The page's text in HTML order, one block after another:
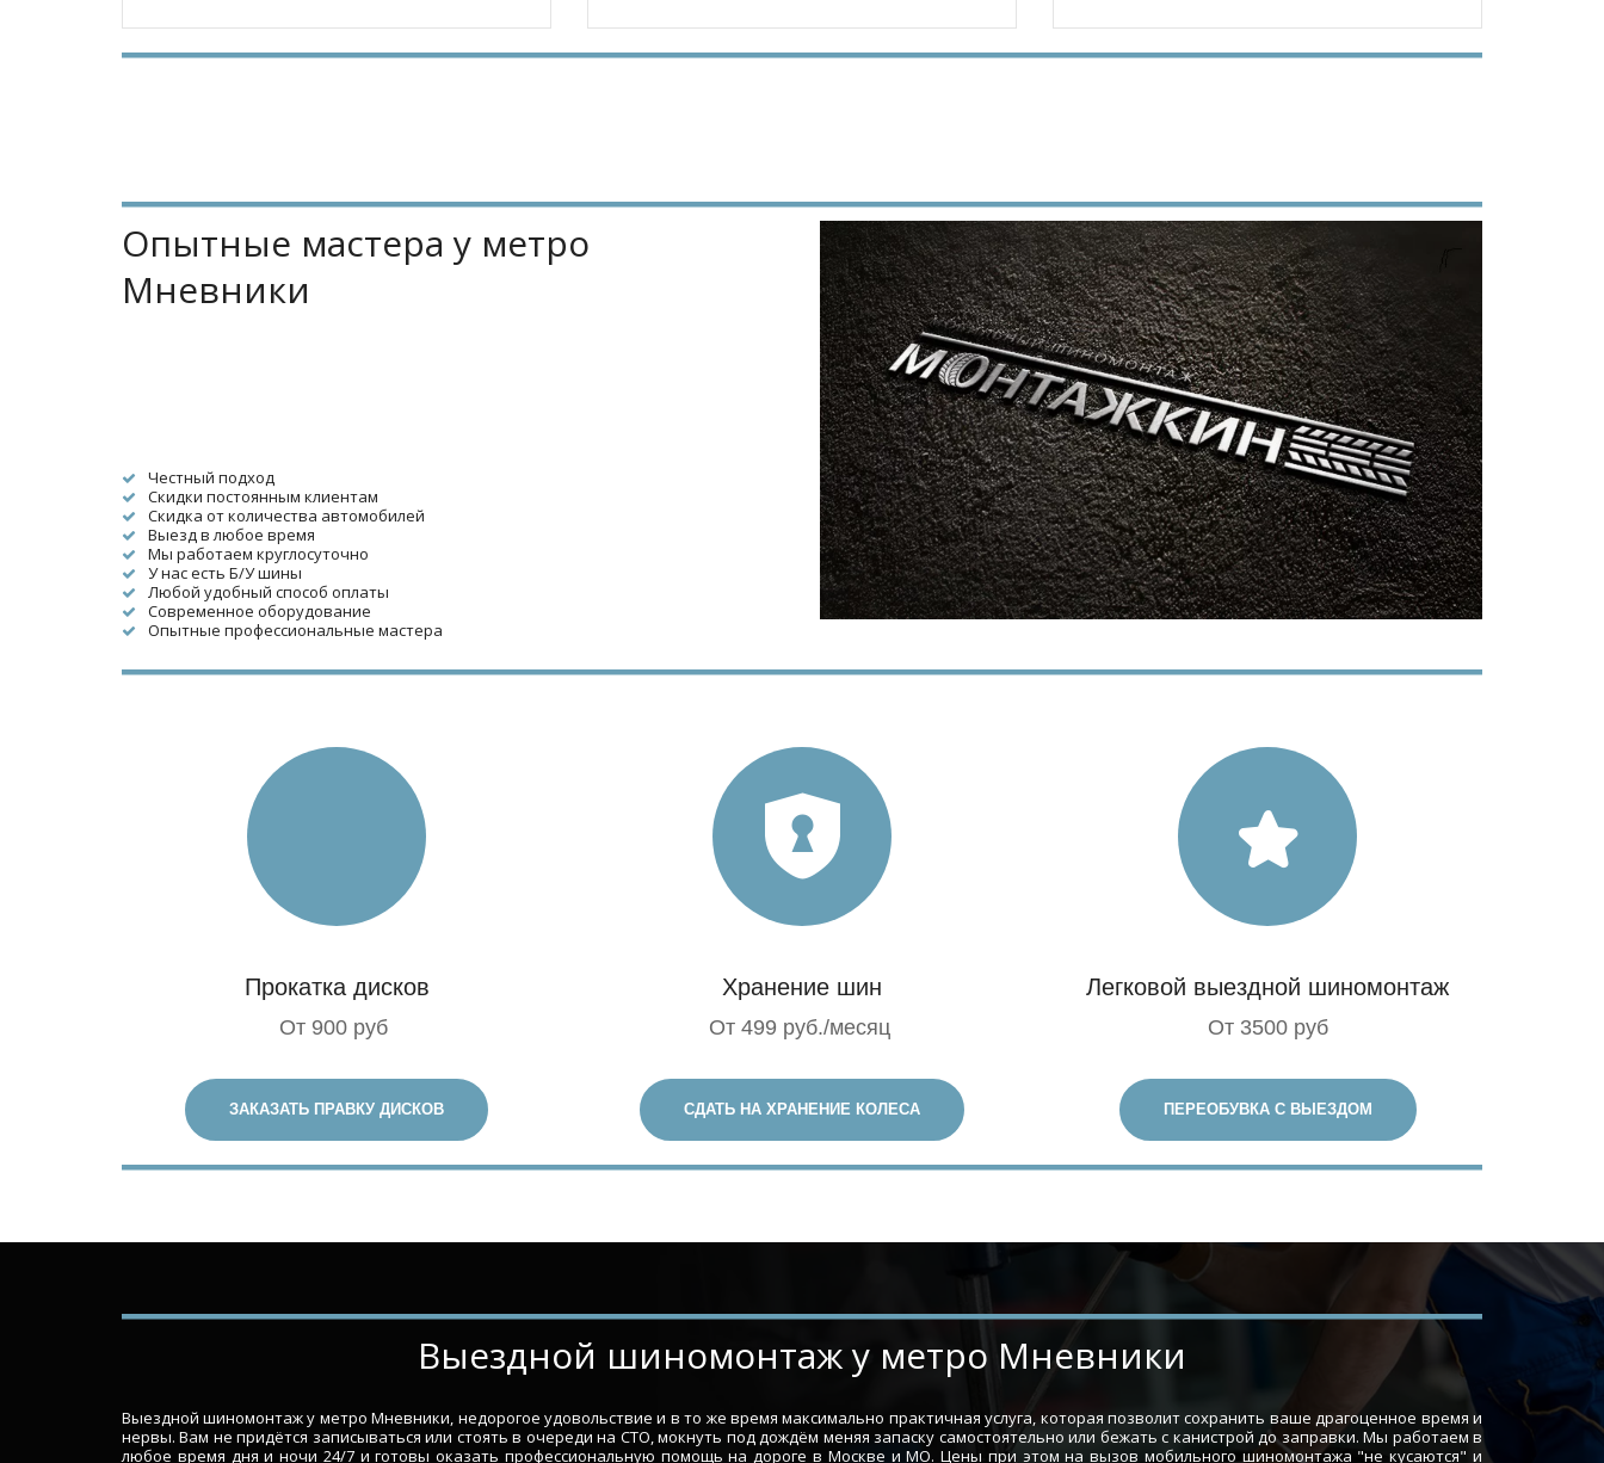
Опытные мастера у метро
Мневники
Честный подход
Скидки постоянным клиентам
Скидка от количества автомобилей
Выезд в любое время
Мы работаем круглосуточно
У нас есть Б/У шины
Любой удобный способ оплаты
Современное оборудование
Опытные профессиональные мастера
Прокатка дисков
От 900 руб
ЗАКАЗАТЬ ПРАВКУ ДИСКОВ
Хранение шин
От 499 руб./месяц
СДАТЬ НА ХРАНЕНИЕ КОЛЕСА
Легковой выездной шиномонтаж
От 3500 руб
ПЕРЕОБУВКА С ВЫЕЗДОМ
­­­­Выездной шиномонтаж у метро Мневники
Выездной шиномонтаж у метро Мневники, недорогое удовольствие и в то же время максимально практичная услуга, которая позволит сохранить ваше драгоценное время и
нервы. Вам не придётся записываться или стоять в очереди на СТО, мокнуть под дождём меняя запаску самостоятельно или бежать с канистрой до заправки. Мы работаем в
любое время дня и ночи 24/7 и готовы оказать профессиональную помощь на дороге в Москве и МО. Цены при этом на вызов мобильного шиномонтажа "не кусаются" и